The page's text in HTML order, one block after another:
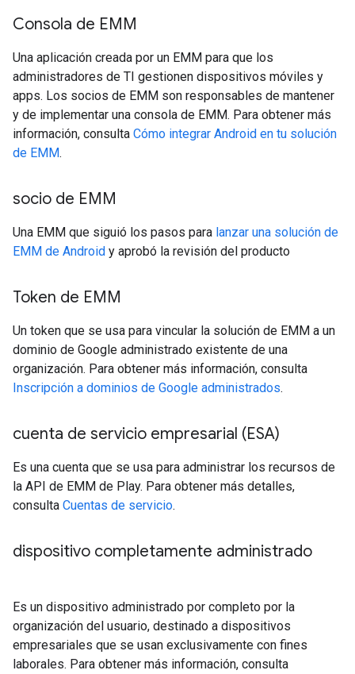
Consola de EMM
Una aplicación creada por un EMM para que los
administradores de TI gestionen dispositivos móviles y
apps. Los socios de EMM son responsables de mantener
y de implementar una consola de EMM. Para obtener más
información, consulta Cómo integrar Android en tu solución
de EMM.
socio de EMM
Una EMM que siguió los pasos para lanzar una solución de
EMM de Android y aprobó la revisión del producto
Token de EMM
Un token que se usa para vincular la solución de EMM a un
dominio de Google administrado existente de una
organización. Para obtener más información, consulta
Inscripción a dominios de Google administrados.
cuenta de servicio empresarial (ESA)
Es una cuenta que se usa para administrar los recursos de
la API de EMM de Play. Para obtener más detalles,
consulta Cuentas de servicio.
dispositivo completamente administrado
Es un dispositivo administrado por completo por la
organización del usuario, destinado a dispositivos
empresariales que se usan exclusivamente con fines
laborales. Para obtener más información, consulta